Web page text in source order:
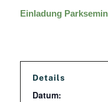
Einladung
Details
Datum: